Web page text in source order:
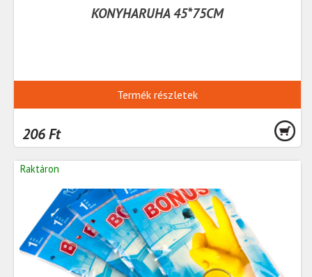
KONYHARUHA 45*75CM
Termék részletek
206 Ft
Raktáron